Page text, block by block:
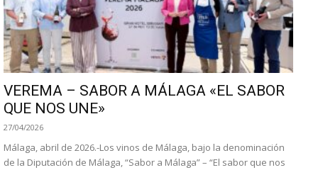
VEREMA – SABOR A MÁLAGA «EL SABOR
QUE NOS UNE»
27/04/2026
Málaga, abril de 2026.-Los vinos de Málaga, bajo la denominación
de la Diputación de Málaga, “Sabor a Málaga” – “El sabor que nos